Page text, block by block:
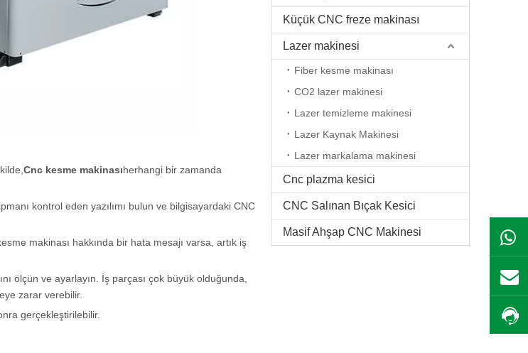
Cnc kesme makinasıherhangi bir zamanda
kontrol eden yazılımı bulun ve bilgisayardaki CNC
makinası hakkında bir hata mesajı varsa, artık iş
ölçün ve ayarlayın. İş parçası çok büyük olduğunda,
zarar verebilir.
gerçekleştirilebilir.
Küçük CNC freze makinası
Lazer makinesi
Fiber kesme makinası
CO2 lazer makinesi
Lazer temizleme makinesi
Lazer Kaynak Makinesi
Lazer markalama makinesi
Cnc plazma kesici
CNC Salınan Bıçak Kesici
Masif Ahşap CNC Makinesi